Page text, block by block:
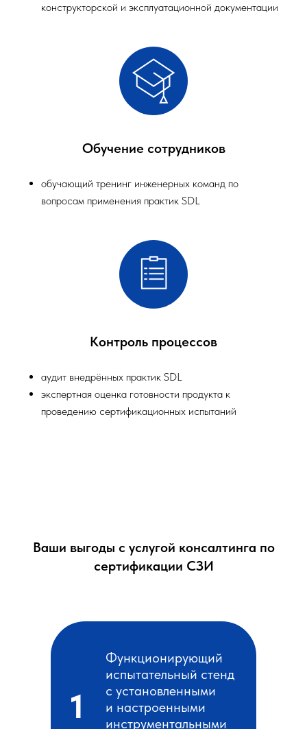
конструкторской и эксплуатационной документации
Обучение сотрудников
обучающий тренинг инженерных команд по
вопросам применения практик SDL
Контроль процессов
аудит внедрённых практик SDL
экспертная оценка готовности продукта к
проведению сертификационных испытаний
Ваши выгоды с услугой консалтинга по
сертификации СЗИ
1
Функционирующий
испытательный стенд
с установленными
и настроенными
инструментальными